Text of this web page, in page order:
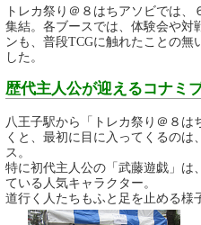
トレカ祭り＠８はちアソビでは
集結。各ブースでは、体験会や対
ンも、普段TCGに触れたことの無
した。
歴代主人公が迎えるコナミ
八王子駅から「トレカ祭り＠８
くと、最初に目に入ってくるの
ス。
特に初代主人公の「武藤遊戯」は
ている人気キャラクター。
道行く人たちもふと足を止める様